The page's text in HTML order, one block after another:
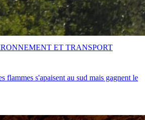
flammes s'apaisent au sud mais gagnent le
ET TRANSPORT